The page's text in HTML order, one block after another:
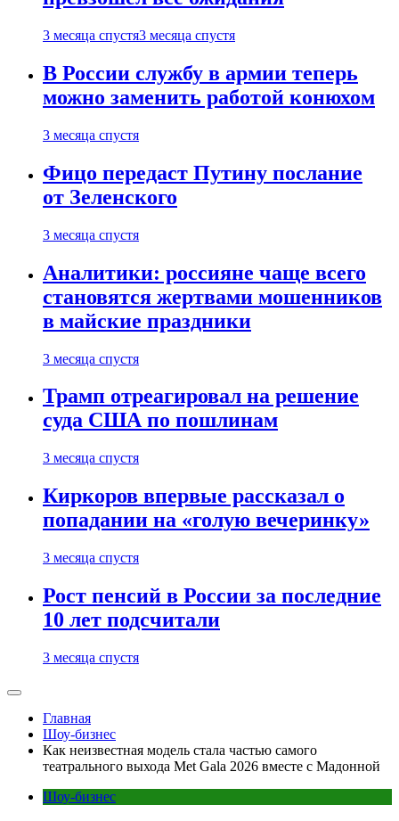
3 месяца спустя3 месяца спустя
В России службу в армии теперь
можно заменить работой конюхом
3 месяца спустя
Фицо передаст Путину послание
от Зеленского
3 месяца спустя
Аналитики: россияне чаще всего
становятся жертвами мошенников
в майские праздники
3 месяца спустя
Трамп отреагировал на решение
суда США по пошлинам
3 месяца спустя
Киркоров впервые рассказал о
попадании на «голую вечеринку»
3 месяца спустя
Рост пенсий в России за последние
10 лет подсчитали
3 месяца спустя
Главная
Шоу-бизнес
Как неизвестная модель стала частью самого
театрального выхода Met Gala 2026 вместе с Мадонной
Шоу-бизнес